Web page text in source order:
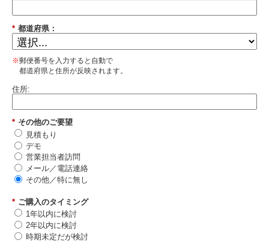
* 都道府県：
※郵便番号を入力すると自動で
都道府県と住所が反映されます。
住所:
* その他のご要望
見積もり
デモ
営業担当者訪問
メール／電話連絡
その他／特に無し
* ご購入のタイミング
1年以内に検討
2年以内に検討
時期未定だが検討